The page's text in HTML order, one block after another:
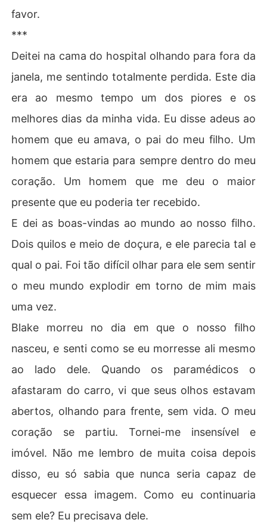
favor.
***
Deitei na cama do hospital olhando para fora da
janela, me sentindo totalmente perdida. Este dia
era ao mesmo tempo um dos piores e os
melhores dias da minha vida. Eu disse adeus ao
homem que eu amava, o pai do meu filho. Um
homem que estaria para sempre dentro do meu
coração. Um homem que me deu o maior
presente que eu poderia ter recebido.
E dei as boas-vindas ao mundo ao nosso filho.
Dois quilos e meio de doçura, e ele parecia tal e
qual o pai. Foi tão difícil olhar para ele sem sentir
o meu mundo explodir em torno de mim mais
uma vez.
Blake morreu no dia em que o nosso filho
nasceu, e senti como se eu morresse ali mesmo
ao lado dele. Quando os paramédicos o
afastaram do carro, vi que seus olhos estavam
abertos, olhando para frente, sem vida. O meu
coração se partiu. Tornei-me insensível e
imóvel. Não me lembro de muita coisa depois
disso, eu só sabia que nunca seria capaz de
esquecer essa imagem. Como eu continuaria
sem ele? Eu precisava dele.